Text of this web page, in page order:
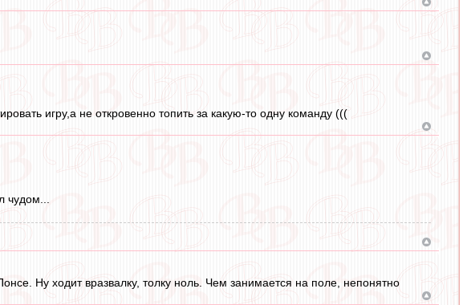
игру,а не откровенно топить за какую-то одну команду (((
чудом...
Ну ходит вразвалку, толку ноль. Чем занимается на поле, непонятно